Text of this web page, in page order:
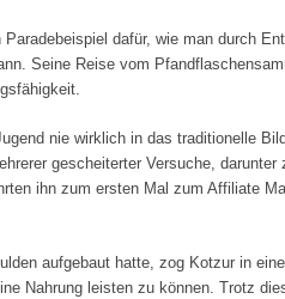
dafür, wie man durch
Seine Reise vom
nie wirklich in das traditionelle
gescheiterter Versuche,
ihn zum ersten Mal zum Affiliate
aufgebaut hatte, zog Kotzur in
Nahrung leisten zu können. Trotz